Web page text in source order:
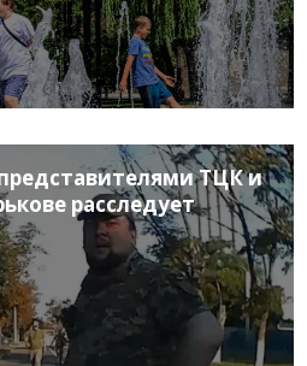
ТЦК и
расследует